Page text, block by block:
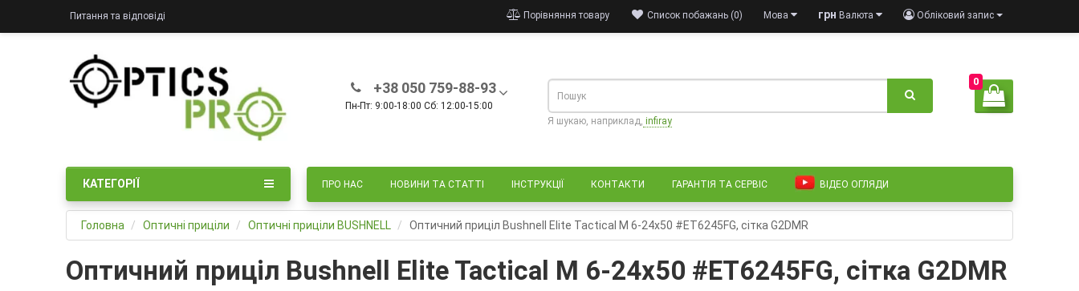
Питання та відповіді Обліковий запис
грн Валюта
Мова
Список побажань (0)
Порівняння товару
+38 050 759-88-93
Пн-Пт: 9:00-18:00 Сб: 12:00-15:00
0
Я шукаю, наприклад, infiray
ПРО НАС НОВИНИ ТА СТАТТІ ІНСТРУКЦІЇ КОНТАКТИ ГАРАНТІЯ ТА СЕРВІС ВІДЕО ОГЛЯДИ
КАТЕГОРІЇ
Головна Оптичні приціли Оптичні приціли BUSHNELL Оптичний приціл Bushnell Elite Tactical M 6-24х50 #ET6245FG, сітка G2DMR
Оптичний приціл Bushnell Elite Tactical M 6-24х50 #ET6245FG, сітка G2DMR